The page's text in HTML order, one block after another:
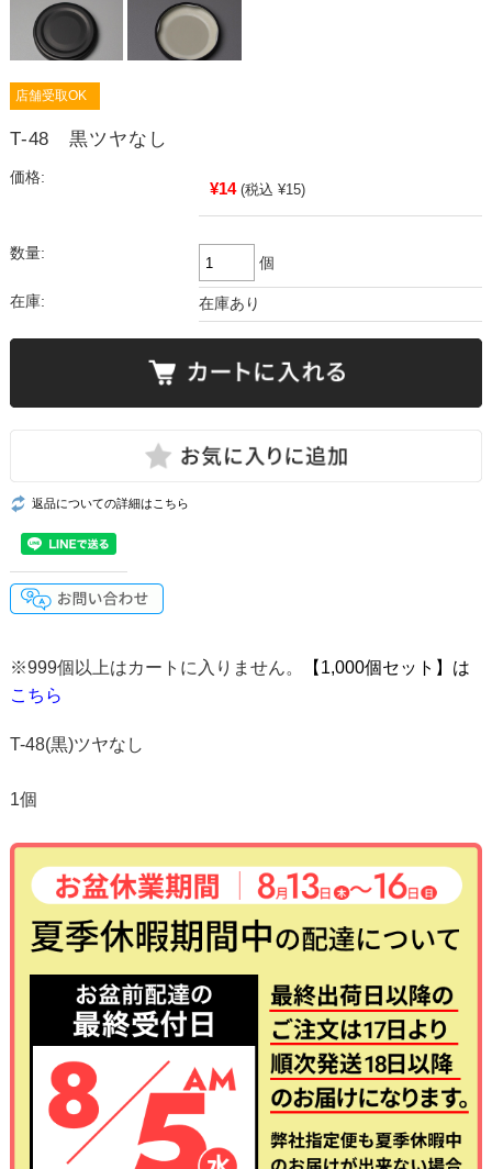
店舗受取OK
T-48 黒ツヤなし
価格:
¥14 (税込 ¥15)
数量:
個
在庫: 在庫あり
返品についての詳細はこちら
※999個以上はカートに入りません。
【1,000個セット】は
こちら
T-48(黒)ツヤなし
1個